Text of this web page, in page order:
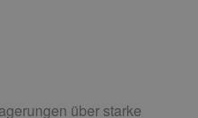
über starke